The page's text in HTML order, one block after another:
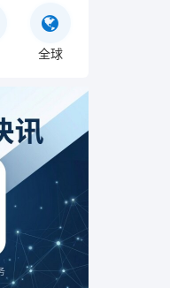
全球